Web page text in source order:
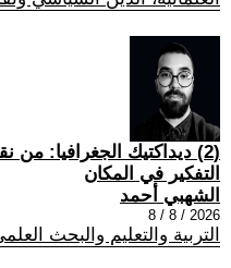
(2) ديداكتيك الجغرافيا: من
التفكير في المكان
الشهبي أحمد
2026 / 8 / 8
التربية والتعليم والبحث